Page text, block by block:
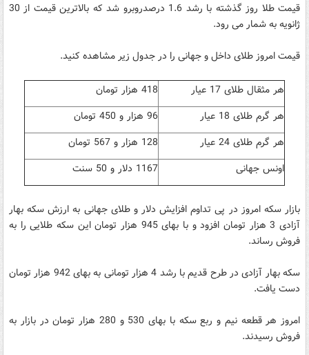
قیمت طلا روز گذشته با رشد 1.6 درصدروبرو شد که بالاترین قیمت از 30
ژانویه به شمار می رود.
قیمت امروز طلای داخل و جهانی را در جدول زیر مشاهده کنید.
هر مثقال طلای 17 عیار
418 هزار تومان
هر گرم طلای 18 عیار
96 هزار و 450 تومان
هر گرم طلای 24 عیار
128 هزار و 567 تومان
اونس جهانی
1167 دلار و 50 سنت
بازار سکه امروز در پی تداوم افزایش دلار و طلای جهانی به ارزش سکه بهار
آزادی 3 هزار تومان افزود و با بهای 945 هزار تومان این سکه طلایی را به
فروش رساند.
سکه بهار آزادی در طرح قدیم با رشد 4 هزار تومانی به بهای 942 هزار تومان
دست یافت.
امروز هر قطعه نیم و ربع سکه با بهای 530 و 280 هزار تومان در بازار به
فروش رسیدند.